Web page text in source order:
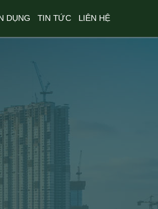
DỤNG TIN TỨC LIÊN HỆ